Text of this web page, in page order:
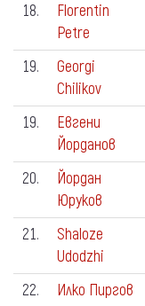
18.
Florentin
Petre
19.
Georgi
Chilikov
19.
Евгени
Йорданов
20.
Йордан
Юруков
21.
Shaloze
Udodzhi
22. Илко Пиргов